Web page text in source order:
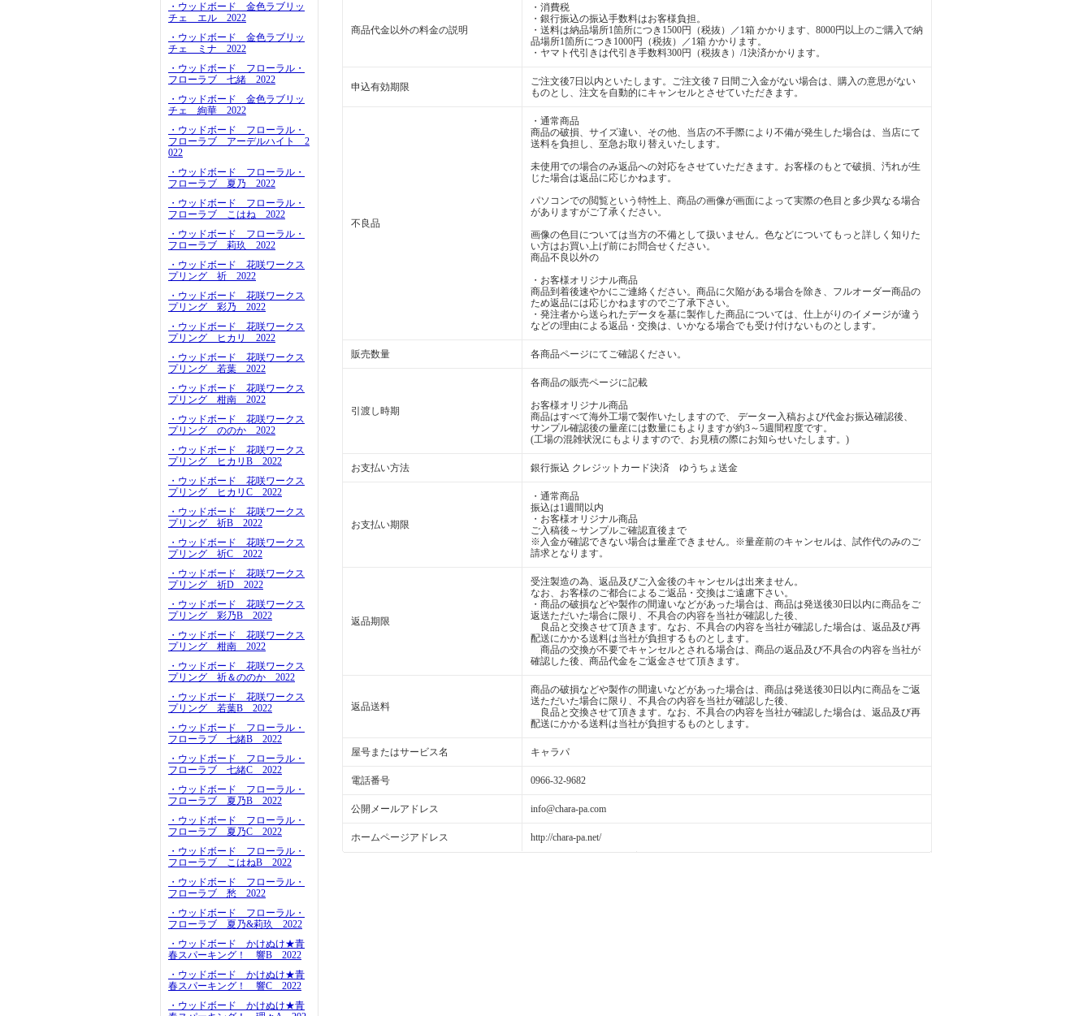
・ウッドボード 金色ラブリッ
チェ エル 2022
・ウッドボード 金色ラブリッ
チェ ミナ 2022
・ウッドボード フローラル・
フローラブ 七緒 2022
・ウッドボード 金色ラブリッ
チェ 絢華 2022
・ウッドボード フローラル・
フローラブ アーデルハイト 2
022
・ウッドボード フローラル・
フローラブ 夏乃 2022
・ウッドボード フローラル・
フローラブ こはね 2022
・ウッドボード フローラル・
フローラブ 莉玖 2022
・ウッドボード 花咲ワークス
プリング 祈 2022
・ウッドボード 花咲ワークス
プリング 彩乃 2022
・ウッドボード 花咲ワークス
プリング ヒカリ 2022
・ウッドボード 花咲ワークス
プリング 若葉 2022
・ウッドボード 花咲ワークス
プリング 柑南 2022
・ウッドボード 花咲ワークス
プリング ののか 2022
・ウッドボード 花咲ワークス
プリング ヒカリB 2022
・ウッドボード 花咲ワークス
プリング ヒカリC 2022
・ウッドボード 花咲ワークス
プリング 祈B 2022
・ウッドボード 花咲ワークス
プリング 祈C 2022
・ウッドボード 花咲ワークス
プリング 祈D 2022
・ウッドボード 花咲ワークス
プリング 彩乃B 2022
・ウッドボード 花咲ワークス
プリング 柑南 2022
・ウッドボード 花咲ワークス
プリング 祈＆ののか 2022
・ウッドボード 花咲ワークス
プリング 若葉B 2022
・ウッドボード フローラル・
フローラブ 七緒B 2022
・ウッドボード フローラル・
フローラブ 七緒C 2022
・ウッドボード フローラル・
フローラブ 夏乃B 2022
・ウッドボード フローラル・
フローラブ 夏乃C 2022
・ウッドボード フローラル・
フローラブ こはねB 2022
・ウッドボード フローラル・
フローラブ 愁 2022
・ウッドボード フローラル・
フローラブ 夏乃&莉玖 2022
・ウッドボード かけぬけ★青
春スパーキング！ 響B 2022
・ウッドボード かけぬけ★青
春スパーキング！ 響C 2022
・ウッドボード かけぬけ★青
商品代金以外の料金の説明
・消費税
・銀行振込の振込手数料はお客様負担。
・送料は納品場所1箇所につき1500円（税抜）／1箱 かかります、8000円以上のご購入で納
品場所1箇所につき1000円（税抜）／1箱 かかります。
・ヤマト代引きは代引き手数料300円（税抜き）/1決済かかります。
申込有効期限
ご注文後7日以内といたします。ご注文後７日間ご入金がない場合は、購入の意思がない
ものとし、注文を自動的にキャンセルとさせていただきます。
不良品
・通常商品
商品の破損、サイズ違い、その他、当店の不手際により不備が発生した場合は、当店にて
送料を負担し、至急お取り替えいたします。
未使用での場合のみ返品への対応をさせていただきます。お客様のもとで破損、汚れが生
じた場合は返品に応じかねます。
パソコンでの閲覧という特性上、商品の画像が画面によって実際の色目と多少異なる場合
がありますがご了承ください。
画像の色目については当方の不備として扱いません。色などについてもっと詳しく知りた
い方はお買い上げ前にお問合せください。
商品不良以外の
・お客様オリジナル商品
商品到着後速やかにご連絡ください。商品に欠陥がある場合を除き、フルオーダー商品の
ため返品には応じかねますのでご了承下さい。
・発注者から送られたデータを基に製作した商品については、仕上がりのイメージが違う
などの理由による返品・交換は、いかなる場合でも受け付けないものとします。
販売数量 各商品ページにてご確認ください。
引渡し時期
各商品の販売ページに記載
お客様オリジナル商品
商品はすべて海外工場で製作いたしますので、 データー入稿および代金お振込確認後、
サンプル確認後の量産には数量にもよりますが約3～5週間程度です。
(工場の混雑状況にもよりますので、お見積の際にお知らせいたします。)
お支払い方法 銀行振込 クレジットカード決済 ゆうちょ送金
お支払い期限
・通常商品
振込は1週間以内
・お客様オリジナル商品
ご入稿後～サンプルご確認直後まで
※入金が確認できない場合は量産できません。※量産前のキャンセルは、試作代のみのご
請求となります。
返品期限
受注製造の為、返品及びご入金後のキャンセルは出来ません。
なお、お客様のご都合によるご返品・交換はご遠慮下さい。
・商品の破損などや製作の間違いなどがあった場合は、商品は発送後30日以内に商品をご
返送ただいた場合に限り、不具合の内容を当社が確認した後、
良品と交換させて頂きます。なお、不具合の内容を当社が確認した場合は、返品及び再
配送にかかる送料は当社が負担するものとします。
商品の交換が不要でキャンセルとされる場合は、商品の返品及び不具合の内容を当社が
確認した後、商品代金をご返金させて頂きます。
返品送料
商品の破損などや製作の間違いなどがあった場合は、商品は発送後30日以内に商品をご返
送ただいた場合に限り、不具合の内容を当社が確認した後、
良品と交換させて頂きます。なお、不具合の内容を当社が確認した場合は、返品及び再
配送にかかる送料は当社が負担するものとします。
屋号またはサービス名 キャラパ
電話番号 0966-32-9682
公開メールアドレス info@chara-pa.com
ホームページアドレス http://chara-pa.net/